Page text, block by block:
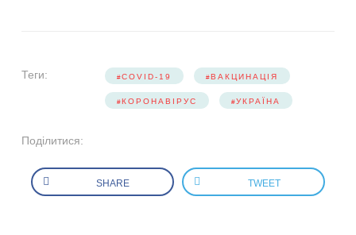
Теги: COVID-19 ВАКЦИНАЦІЯ
КОРОНАВІРУС УКРАЇНА
Поділитися:
SHARE TWEET